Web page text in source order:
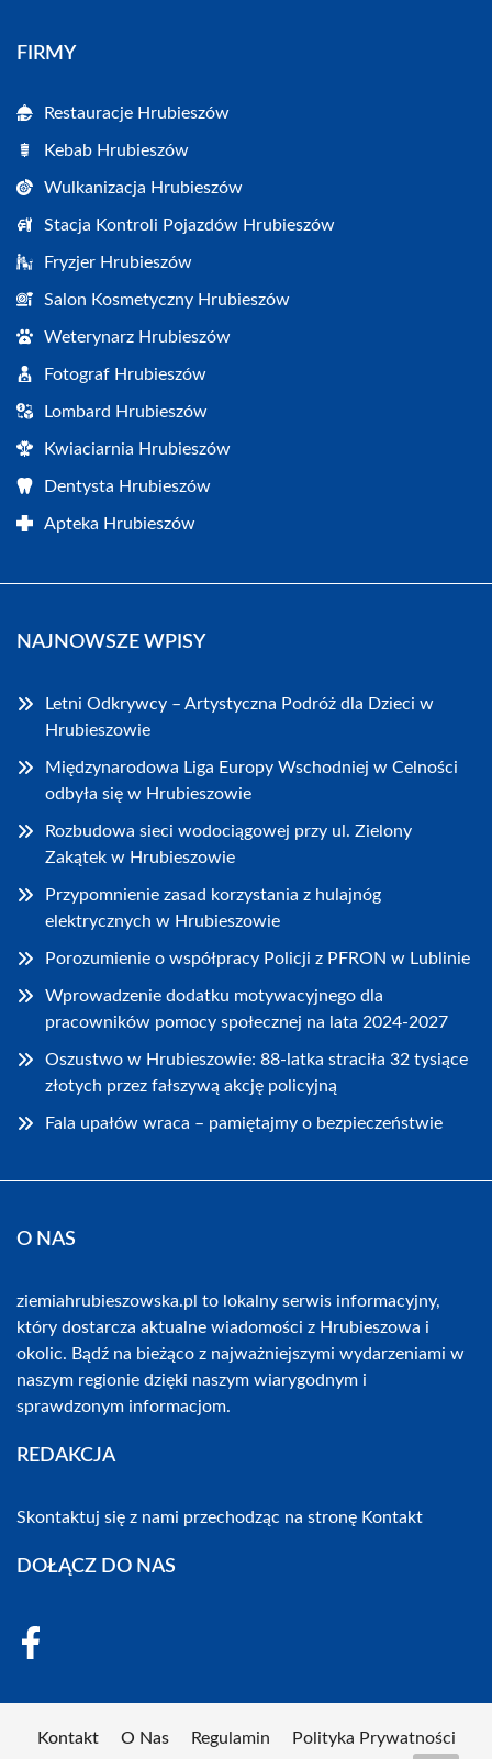
FIRMY
Restauracje Hrubieszów
Kebab Hrubieszów
Wulkanizacja Hrubieszów
Stacja Kontroli Pojazdów Hrubieszów
Fryzjer Hrubieszów
Salon Kosmetyczny Hrubieszów
Weterynarz Hrubieszów
Fotograf Hrubieszów
Lombard Hrubieszów
Kwiaciarnia Hrubieszów
Dentysta Hrubieszów
Apteka Hrubieszów
NAJNOWSZE WPISY
Letni Odkrywcy – Artystyczna Podróż dla Dzieci w
Hrubieszowie
Międzynarodowa Liga Europy Wschodniej w Celności
odbyła się w Hrubieszowie
Rozbudowa sieci wodociągowej przy ul. Zielony
Zakątek w Hrubieszowie
Przypomnienie zasad korzystania z hulajnóg
elektrycznych w Hrubieszowie
Porozumienie o współpracy Policji z PFRON w Lublinie
Wprowadzenie dodatku motywacyjnego dla
pracowników pomocy społecznej na lata 2024-2027
Oszustwo w Hrubieszowie: 88-latka straciła 32 tysiące
złotych przez fałszywą akcję policyjną
Fala upałów wraca – pamiętajmy o bezpieczeństwie
O NAS
ziemiahrubieszowska.pl to lokalny serwis informacyjny,
który dostarcza aktualne wiadomości z Hrubieszowa i
okolic. Bądź na bieżąco z najważniejszymi wydarzeniami w
naszym regionie dzięki naszym wiarygodnym i
sprawdzonym informacjom.
REDAKCJA
Skontaktuj się z nami przechodząc na stronę Kontakt
DOŁĄCZ DO NAS
Kontakt O Nas Regulamin Polityka Prywatności